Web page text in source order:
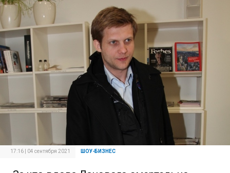
17:16 | 04 сентября 2021 ШОУ-БИЗНЕС